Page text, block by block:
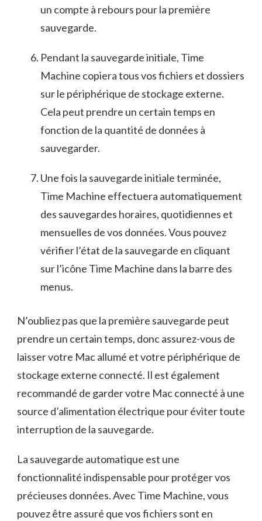
‌un compte à rebours pour la première
sauvegarde.
Pendant la sauvegarde initiale, Time
Machine copiera tous⁤ vos‌ fichiers et⁣ dossiers
​sur le périphérique de stockage externe.
⁢Cela peut prendre un certain temps en
fonction de​ la quantité de données à​
sauvegarder.
Une fois la​ sauvegarde initiale terminée,
⁤Time Machine effectuera automatiquement
des sauvegardes horaires, quotidiennes et
mensuelles de vos données. Vous pouvez
vérifier⁤ l’état de la sauvegarde en cliquant
sur⁤ l’icône‍ Time Machine dans la barre⁢ des⁤
menus.
N’oubliez pas que la ‌première sauvegarde peut
prendre un certain ⁣temps, donc assurez-vous de
laisser​ votre Mac allumé et votre périphérique⁣ de
stockage⁣ externe connecté. Il est également ​
recommandé⁢ de‍ garder votre ​Mac ‌connecté à⁢ une
source d’alimentation électrique‌ pour⁣ éviter toute
interruption de⁣ la sauvegarde.
La sauvegarde⁤ automatique est⁢ une
fonctionnalité indispensable​ pour ‌protéger vos
précieuses données. Avec Time⁤ Machine, vous
pouvez être ⁢assuré que vos fichiers sont en